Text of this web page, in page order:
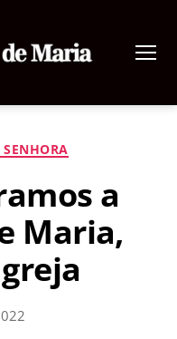
SENHORA
a
Maria,